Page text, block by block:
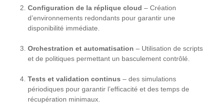
Configuration de la réplique cloud – Création
d’environnements redondants pour garantir une
disponibilité immédiate.
Orchestration et automatisation – Utilisation de scripts
et de politiques permettant un basculement contrôlé.
Tests et validation continus – des simulations
périodiques pour garantir l’efficacité et des temps de
récupération minimaux.